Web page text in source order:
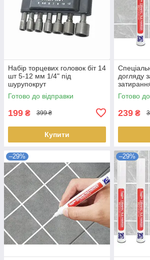
Набір торцевих головок біт 14
шт 5-12 мм 1/4" під
шурупокрут
Готово до відправки
199 ₴ 399 ₴
Купити
догляду
Готово
239 ₴
–29% –29%